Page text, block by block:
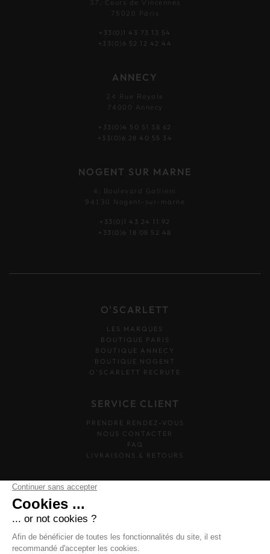
37, Cours de Vincennes
75020 Paris
+33(0)1 43 73 13 54
+33(0)6 52 12 42 44
ANNECY
24 Rue Royale
74000 Annecy
+33(0)4 50 51 38 62
+33(0)6 28 40 55 34
NOGENT SUR MARNE
4, Boulevard Gallieni
94130 Nogent-sur-marne
+33(0)1 43 24 11 92
+33(0)6 18 08 52 48
O'SCARLETT
LES MARQUES
BOUTIQUE PARIS
BOUTIQUE ANNECY
BOUTIQUE NOGENT
O’SCARLETT RECRUTE
SERVICE CLIENT
PRENDRE RENDEZ-VOUS
NOUS CONTACTER
FAQ
LIVRAISONS & RETOURS